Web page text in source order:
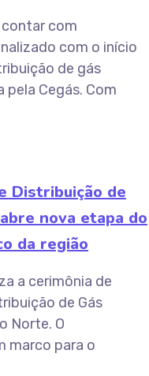
contar com
com o início
de gás
Cegás. Com
Distribuição de
nova etapa do
da região
a cerimônia de
de Gás
Norte. O
marco para o